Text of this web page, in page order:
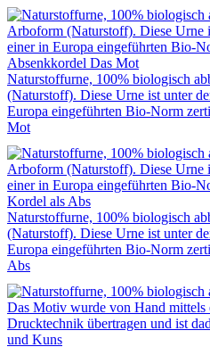
Naturstoffurne, 100% biologisch
(Naturstoff). Diese Urne ist unter
Europa eingeführten Bio-Norm
Mot
Naturstoffurne, 100% biologisch
(Naturstoff). Diese Urne ist unter
Europa eingeführten Bio-Norm
Abs